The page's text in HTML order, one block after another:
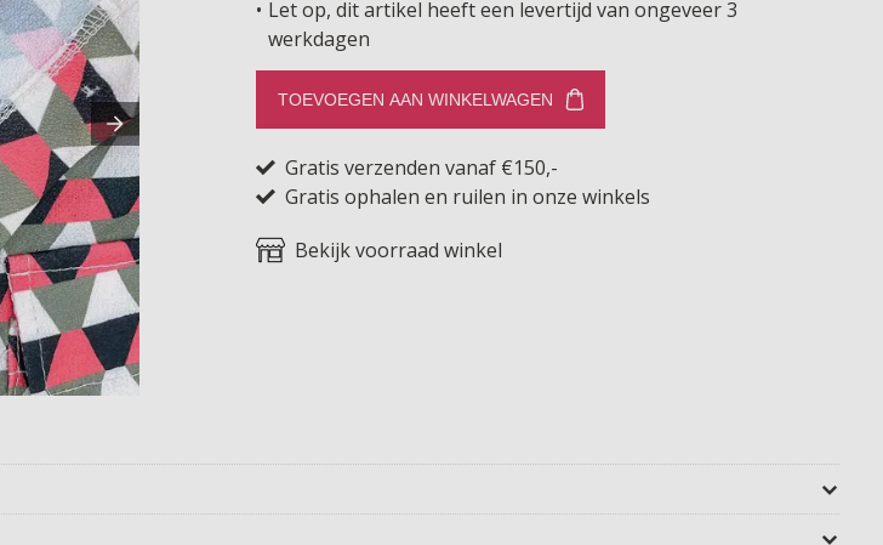
Let op, dit artikel heeft een levertijd van ongeveer 3
werkdagen
TOEVOEGEN AAN WINKELWAGEN
Gratis verzenden vanaf €150,-
Gratis ophalen en ruilen in onze winkels
Bekijk voorraad winkel